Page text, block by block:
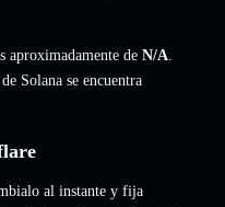
aproximadamente de N/A.
Solana se encuentra
al instante y fija